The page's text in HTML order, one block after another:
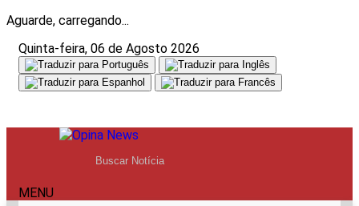
Aguarde, carregando...
Quinta-feira, 06 de Agosto 2026
MENU